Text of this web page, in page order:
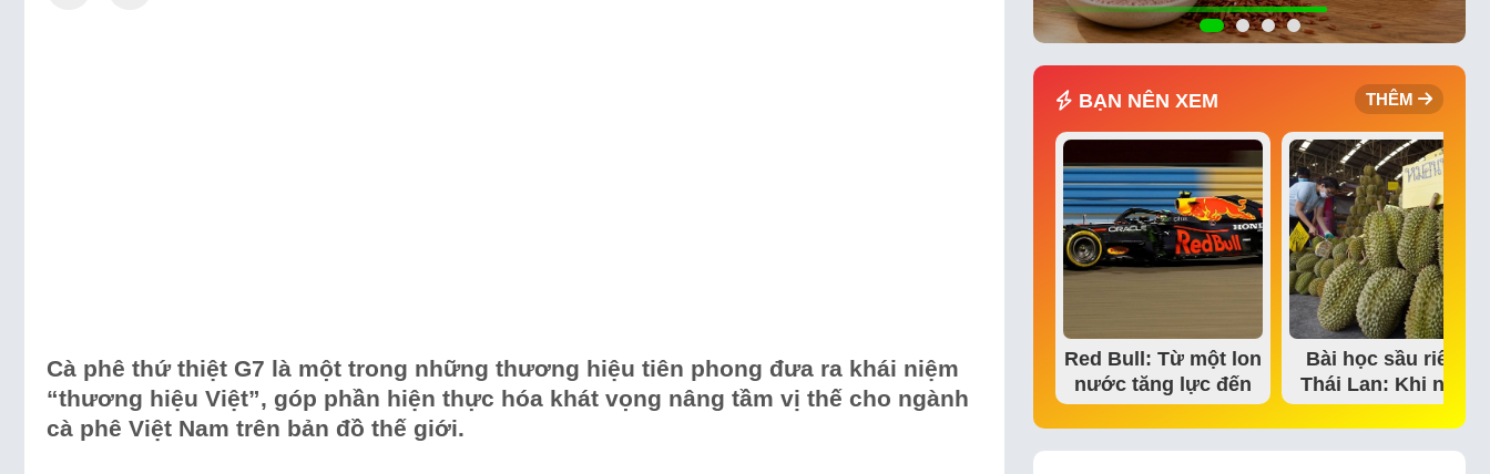
Cà phê thứ thiệt G7 là một trong những thương hiệu tiên phong đưa ra khái niệm
“thương hiệu Việt”, góp phần hiện thực hóa khát vọng nâng tầm vị thế cho ngành
cà phê Việt Nam trên bản đồ thế giới.
BẠN NÊN XEM THÊM
Red Bull: Từ một lon
nước tăng lực đến
đế chế thể…
Bài học sầu riêng
Thái Lan: Khi niềm
tin thị trường bắt…